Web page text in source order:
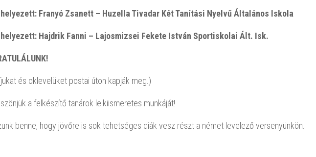
Franyó Zsanett – Huzella Tivadar Két Tanítási Nyelvű Általános Iskola
Hajdrik Fanni – Lajosmizsei Fekete István Sportiskolai Ált. Isk.
és oklevelüket postai úton kapják meg.)
a felkészítő tanárok lelkiismeretes munkáját!
benne, hogy jövőre is sok tehetséges diák vesz részt a német levelező versenyünkön.